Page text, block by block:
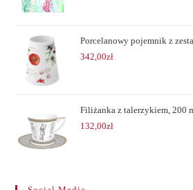
Porcelanowy pojemnik z
342,00zł
Filiżanka z talerzykiem, 200
132,00zł